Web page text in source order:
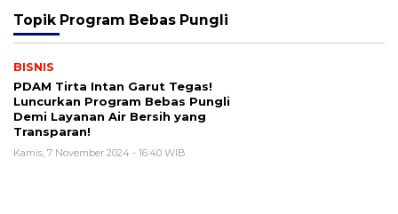
Topik Program Bebas Pungli
BISNIS
PDAM Tirta Intan Garut Tegas!
Luncurkan Program Bebas Pungli
Demi Layanan Air Bersih yang
Transparan!
Kamis, 7 November 2024 - 16:40 WIB